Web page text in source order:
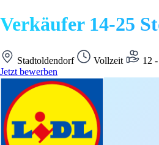
Verkäufer 14-25
Stadtoldendorf Vollzeit 12
Jetzt bewerben